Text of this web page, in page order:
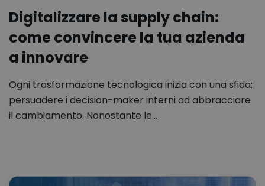
Digitalizzare la supply chain:
come convincere la tua azienda
a innovare
Ogni trasformazione tecnologica inizia con una sfida:
persuadere i decision-maker interni ad abbracciare
il cambiamento. Nonostante le…